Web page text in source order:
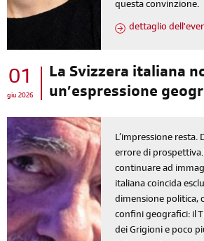
questa convinzione.
dettaglio
01
giu 2026
La Svizzera italiana
un’espressione
L’impressione resta.
errore di
continuare ad
italiana coincida
dimensione politica,
confini geografici: il
dei Grigioni e poco